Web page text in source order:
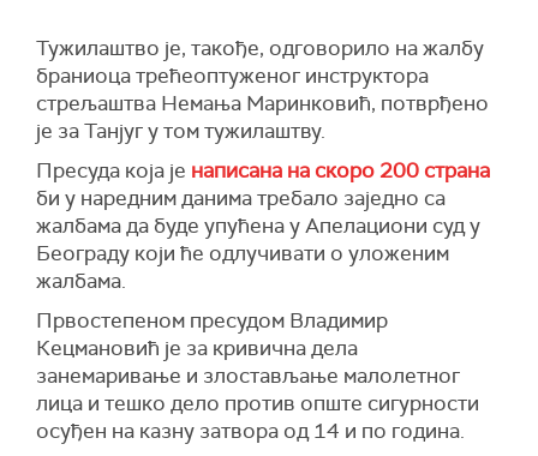
Тужилаштво је, такође, одговорило на жалбу
браниоца трећеоптуженог инструктора
стрељаштва Немања Маринковић, потврђено
је за Танјуг у том тужилаштву.
Пресуда која је написана на скоро 200 страна
би у наредним данима требало заједно са
жалбама да буде упућена у Апелациони суд у
Београду који ће одлучивати о уложеним
жалбама.
Првостепеном пресудом Владимир
Кецмановић је за кривична дела
занемаривање и злостављање малолетног
лица и тешко дело против опште сигурности
осуђен на казну затвора од 14 и по година.